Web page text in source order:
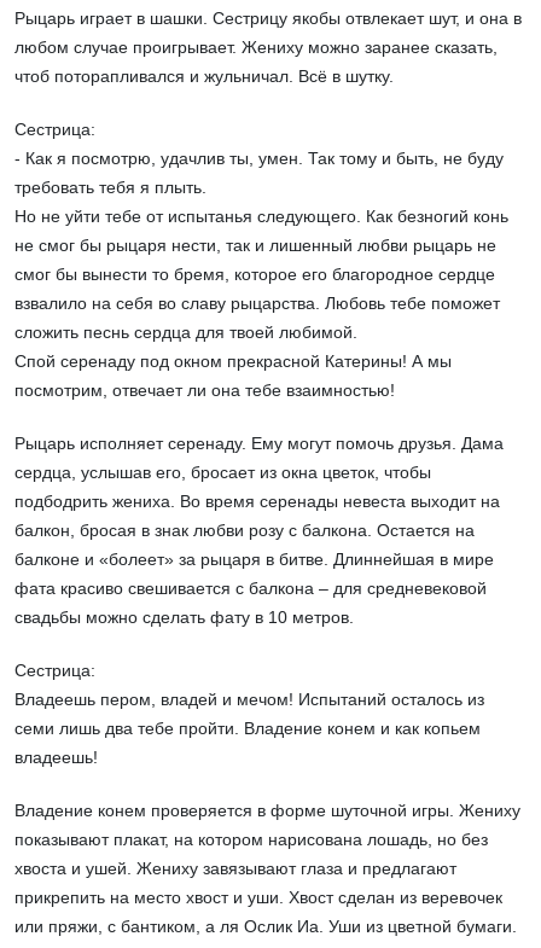
Рыцарь играет в шашки. Сестрицу якобы отвлекает шут, и она в
любом случае проигрывает. Жениху можно заранее сказать,
чтоб поторапливался и жульничал. Всё в шутку.
Сестрица:
- Как я посмотрю, удачлив ты, умен. Так тому и быть, не буду
требовать тебя я плыть.
Но не уйти тебе от испытанья следующего. Как безногий конь
не смог бы рыцаря нести, так и лишенный любви рыцарь не
смог бы вынести то бремя, которое его благородное сердце
взвалило на себя во славу рыцарства. Любовь тебе поможет
сложить песнь сердца для твоей любимой.
Спой серенаду под окном прекрасной Катерины! А мы
посмотрим, отвечает ли она тебе взаимностью!
Рыцарь исполняет серенаду. Ему могут помочь друзья. Дама
сердца, услышав его, бросает из окна цветок, чтобы
подбодрить жениха. Во время серенады невеста выходит на
балкон, бросая в знак любви розу с балкона. Остается на
балконе и «болеет» за рыцаря в битве. Длиннейшая в мире
фата красиво свешивается с балкона – для средневековой
свадьбы можно сделать фату в 10 метров.
Сестрица:
Владеешь пером, владей и мечом! Испытаний осталось из
семи лишь два тебе пройти. Владение конем и как копьем
владеешь!
Владение конем проверяется в форме шуточной игры. Жениху
показывают плакат, на котором нарисована лошадь, но без
хвоста и ушей. Жениху завязывают глаза и предлагают
прикрепить на место хвост и уши. Хвост сделан из веревочек
или пряжи, с бантиком, а ля Ослик Иа. Уши из цветной бумаги.